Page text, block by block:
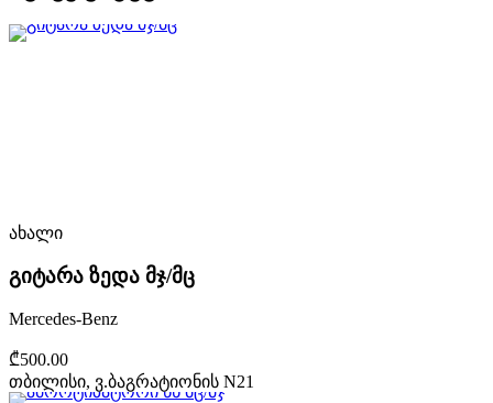
ახალი
გიტარა ზედა მჯ/მც
Mercedes-Benz
₾500.00
თბილისი, ვ.ბაგრატიონის N21